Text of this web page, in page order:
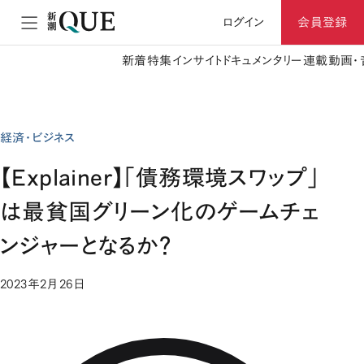
ログイン 会員登録
新着特集 インサイト ドキュメンタリー 連載動画
経済・ビジネス
【Explainer】「債務環境スワップ」
は最貧国グリーン化のゲームチェ
ンジャーとなるか？
2023年2月26日